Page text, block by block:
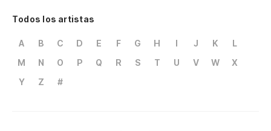
Todos los artistas
A B C D E F G H I J K
L
M
N O P Q R S T U V W
X
Y
Z #